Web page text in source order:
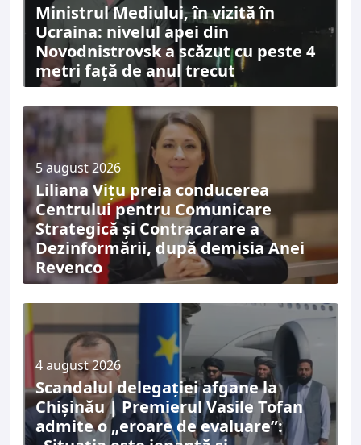
Ministrul Mediului, în vizită în
Ucraina: nivelul apei din
Novodnistrovsk a scăzut cu peste 4
metri față de anul trecut
5 august 2026
Liliana Vițu preia conducerea
Centrului pentru Comunicare
Strategică și Contracarare a
Dezinformării, după demisia Anei
Revenco
4 august 2026
Scandalul delegației afgane la
Chișinău | Premierul Vasile Tofan
admite o „eroare de evaluare”: